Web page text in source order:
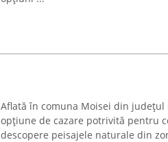
Aflată în comuna Moisei din județul
opțiune de cazare potrivită pentru
descopere peisajele naturale din